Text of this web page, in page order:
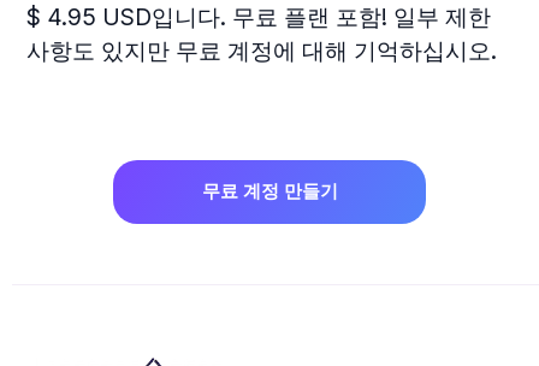
$ 4.95 USD입니다. 무료 플랜 포함! 일부 제한
사항도 있지만 무료 계정에 대해 기억하십시오.
무료 계정 만들기